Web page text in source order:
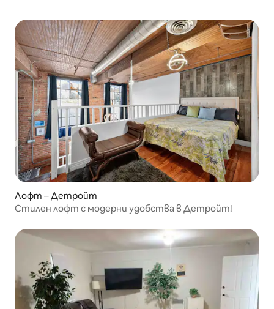
Лофт – Детройт
Стилен лофт с модерни удобства в Детройт!